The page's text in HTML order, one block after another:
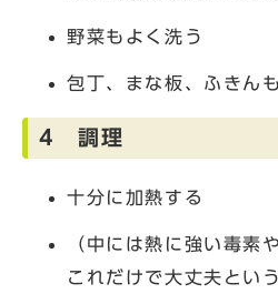
野菜もよく洗う
包丁、まな板、ふきん
4 調理
十分に加熱する
（中には熱に強い毒素
これだけで大丈夫とい